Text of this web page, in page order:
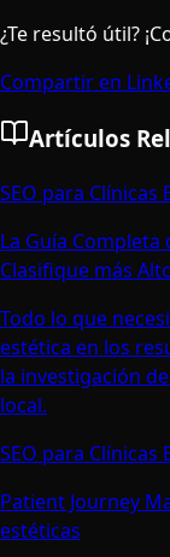
¿Te resultó útil?
Compartir en
Artículos
SEO para Clínicas
La Guía Completa
Clasifique más
Todo lo que
estética en los
la investigación
local.
SEO para Clínicas
Patient Journey
estéticas